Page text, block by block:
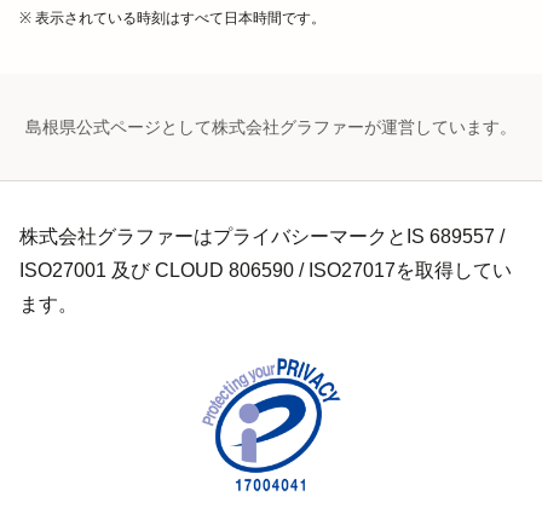
※ 表示されている時刻はすべて日本時間です。
島根県公式ページとして株式会社グラファーが運営しています。
株式会社グラファーはプライバシーマークとIS 689557 /
ISO27001 及び CLOUD 806590 / ISO27017を取得してい
ます。